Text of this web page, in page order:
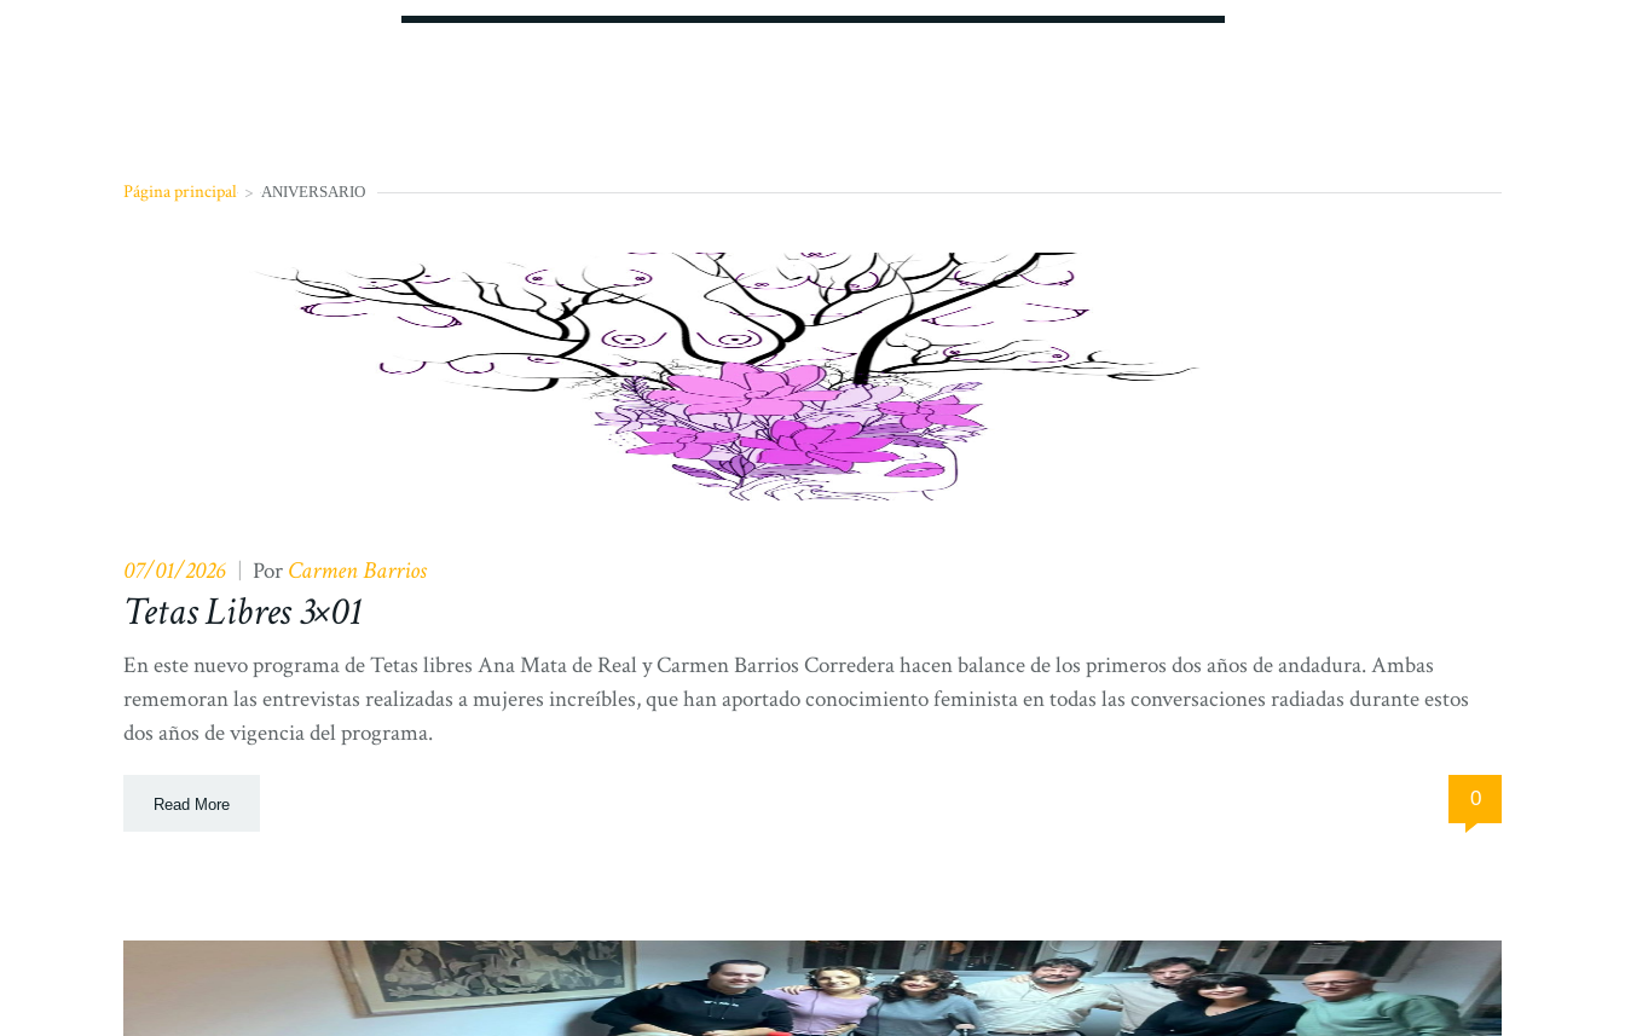
Página principal > ANIVERSARIO
07/01/2026 | Por Carmen Barrios
Tetas Libres 3×01
En este nuevo programa de Tetas libres Ana Mata de Real y Carmen Barrios Corredera hacen balance de los primeros dos años de andadura. Ambas
rememoran las entrevistas realizadas a mujeres increíbles, que han aportado conocimiento feminista en todas las conversaciones radiadas durante estos
dos años de vigencia del programa.
Read More 0